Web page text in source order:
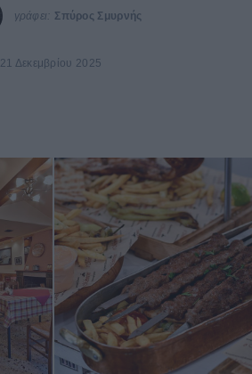
γράφει: Σπύρος Σμυρνής
21 Δεκεμβρίου 2025